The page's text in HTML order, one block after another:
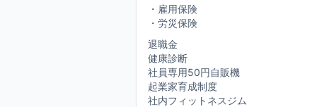
・雇用保険
・労災保険
退職金
健康診断
社員専用50円自販機
起業家育成制度
社内フィットネスジム